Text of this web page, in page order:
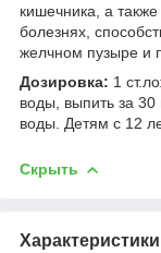
кишечника, а
болезнях,
желчном пузыре и
Дозировка: 1
воды, выпить за
воды. Детям с 12
Скрыть
Характеристики